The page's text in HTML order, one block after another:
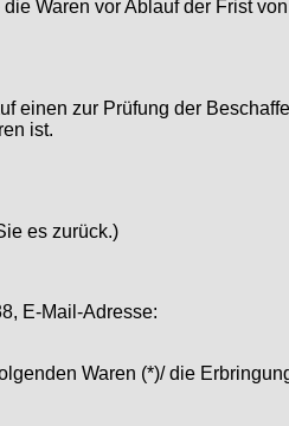
Waren vor Ablauf der Frist
einen zur Prüfung der
ist.
es zurück.)
E-Mail-Adresse:
Waren (*)/ die